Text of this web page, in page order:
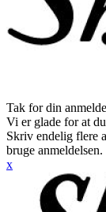
Tak for din
Vi er glade for at
Skriv endelig flere
bruge anmeldelsen.
x